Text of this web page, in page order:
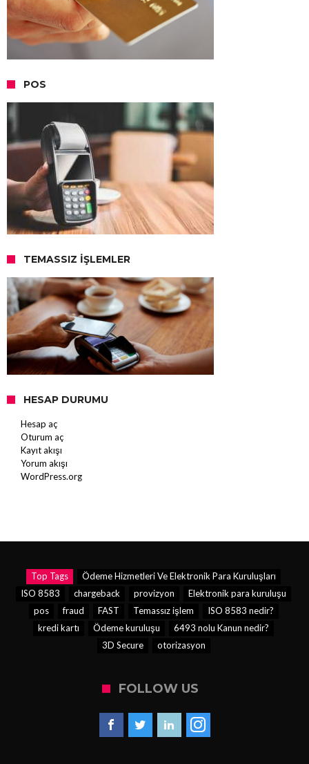
POS
TEMASSIZ İŞLEMLER
HESAP DURUMU
Hesap aç
Oturum aç
Kayıt akışı
Yorum akışı
WordPress.org
Top Tags
Ödeme Hizmetleri Ve Elektronik Para Kuruluşları
ISO 8583
chargeback provizyon
Elektronik para kuruluşu
pos
fraud FAST Temassız işlem
ISO 8583 nedir?
kredi kartı
Ödeme kuruluşu
6493 nolu Kanun nedir?
3D Secure
otorizasyon
FOLLOW US